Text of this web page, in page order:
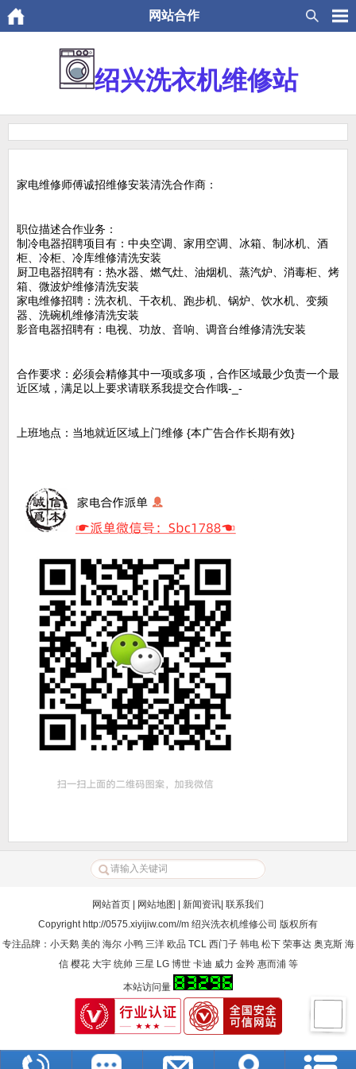
网站合作
绍兴洗衣机维修站
家电维修师傅诚招维修安装清洗合作商：
职位描述合作业务：
制冷电器招聘项目有：中央空调、家用空调、冰箱、制冰机、酒
柜、冷柜、冷库维修清洗安装
厨卫电器招聘有：热水器、燃气灶、油烟机、蒸汽炉、消毒柜、烤
箱、微波炉维修清洗安装
家电维修招聘：洗衣机、干衣机、跑步机、锅炉、饮水机、变频
器、洗碗机维修清洗安装
影音电器招聘有：电视、功放、音响、调音台维修清洗安装
合作要求：必须会精修其中一项或多项，合作区域最少负责一个最
近区域，满足以上要求请联系我提交合作哦-_-
上班地点：当地就近区域上门维修 {本广告合作长期有效}
网站首页 网站地图 新闻资讯 联系我们
Copyright http://0575.xiyijiw.com//m 绍兴洗衣机维修公司 版权所有
专注品牌：小天鹅 美的 海尔 小鸭 三洋 欧品 TCL 西门子 韩电 松下 荣事达 奥克斯 海
信 樱花 大宇 统帅 三星 LG 博世 卡迪 威力 金羚 惠而浦 等
本站访问量